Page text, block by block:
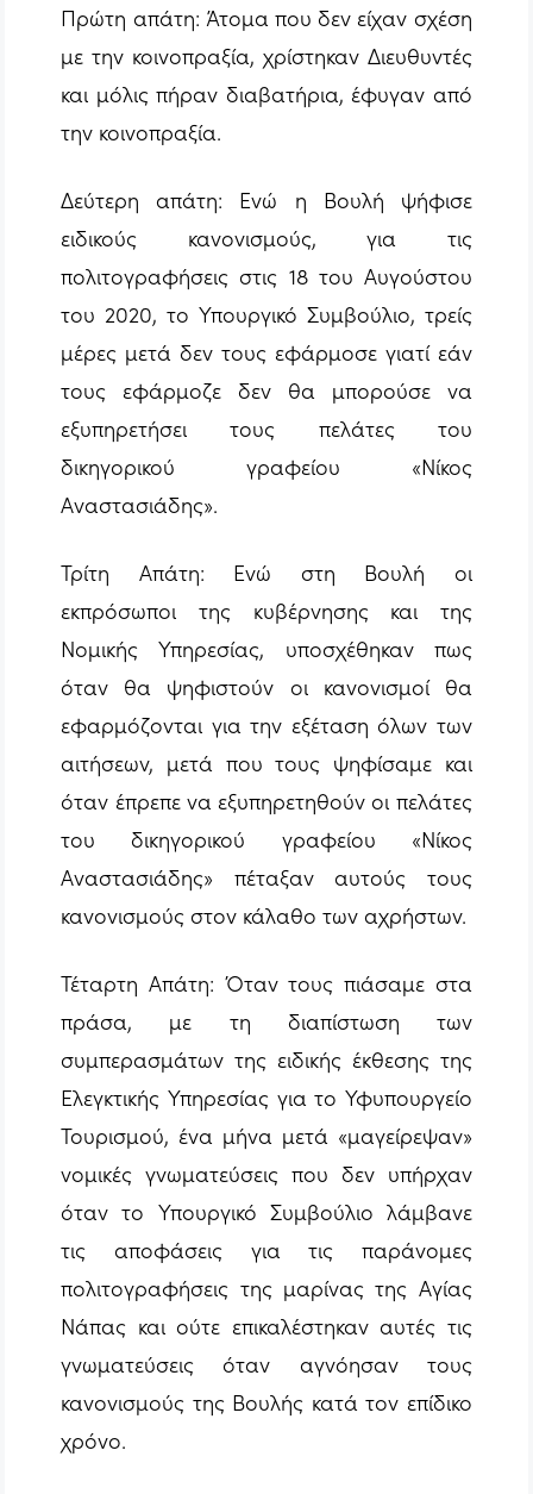
Πρώτη απάτη: Άτομα που δεν είχαν σχέση
με την κοινοπραξία, χρίστηκαν Διευθυντές
και μόλις πήραν διαβατήρια, έφυγαν από
την κοινοπραξία.
Δεύτερη απάτη: Ενώ η Βουλή ψήφισε
ειδικούς κανονισμούς, για τις
πολιτογραφήσεις στις 18 του Αυγούστου
του 2020, το Υπουργικό Συμβούλιο, τρείς
μέρες μετά δεν τους εφάρμοσε γιατί εάν
τους εφάρμοζε δεν θα μπορούσε να
εξυπηρετήσει τους πελάτες του
δικηγορικού γραφείου «Νίκος
Αναστασιάδης».
Τρίτη Απάτη: Ενώ στη Βουλή οι
εκπρόσωποι της κυβέρνησης και της
Νομικής Υπηρεσίας, υποσχέθηκαν πως
όταν θα ψηφιστούν οι κανονισμοί θα
εφαρμόζονται για την εξέταση όλων των
αιτήσεων, μετά που τους ψηφίσαμε και
όταν έπρεπε να εξυπηρετηθούν οι πελάτες
του δικηγορικού γραφείου «Νίκος
Αναστασιάδης» πέταξαν αυτούς τους
κανονισμούς στον κάλαθο των αχρήστων.
Τέταρτη Απάτη: Όταν τους πιάσαμε στα
πράσα, με τη διαπίστωση των
συμπερασμάτων της ειδικής έκθεσης της
Ελεγκτικής Υπηρεσίας για το Υφυπουργείο
Τουρισμού, ένα μήνα μετά «μαγείρεψαν»
νομικές γνωματεύσεις που δεν υπήρχαν
όταν το Υπουργικό Συμβούλιο λάμβανε
τις αποφάσεις για τις παράνομες
πολιτογραφήσεις της μαρίνας της Αγίας
Νάπας και ούτε επικαλέστηκαν αυτές τις
γνωματεύσεις όταν αγνόησαν τους
κανονισμούς της Βουλής κατά τον επίδικο
χρόνο.